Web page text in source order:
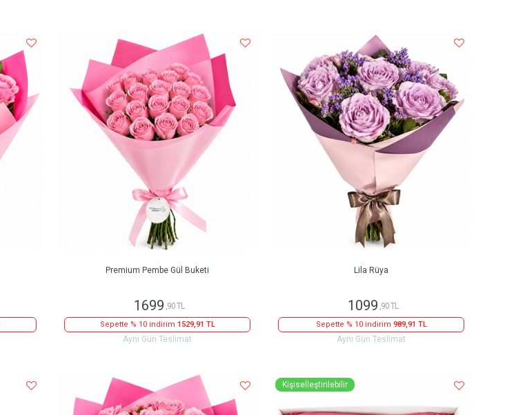
Premium Pembe Gül Buketi
1699 ,90 TL
Sepette % 10 indirim 1529,91 TL
Aynı Gün Teslimat
Lila Rüya
1099 ,90 TL
Sepette % 10 indirim 989,91 TL
Aynı Gün Teslimat
Kişiselleştirilebilir